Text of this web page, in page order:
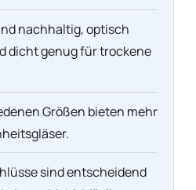
nachhaltig, optisch
dicht genug für trockene
Größen bieten mehr
sind entscheidend